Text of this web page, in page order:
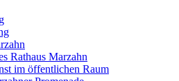
Rathaus Marzahn
im öffentlichen Raum